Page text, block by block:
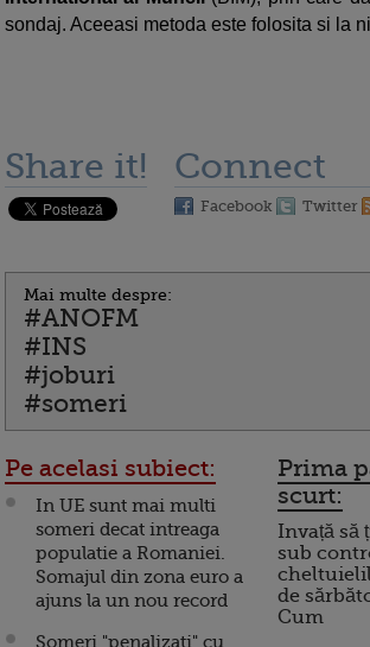
sondaj. Aceeasi metoda este folosita si la
Share it! Connect
Facebook Twitter
Mai multe despre:
#ANOFM
#INS
#joburi
#someri
Pe acelasi subiect:
In UE sunt mai multi
someri decat intreaga
populatie a Romaniei.
Somajul din zona euro a
ajuns la un nou record
Someri "penalizati" cu
Prima
scurt:
Invață să
sub
de
Cum